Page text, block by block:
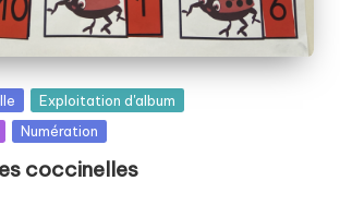
Exploitation d'album
Numération
coccinelles